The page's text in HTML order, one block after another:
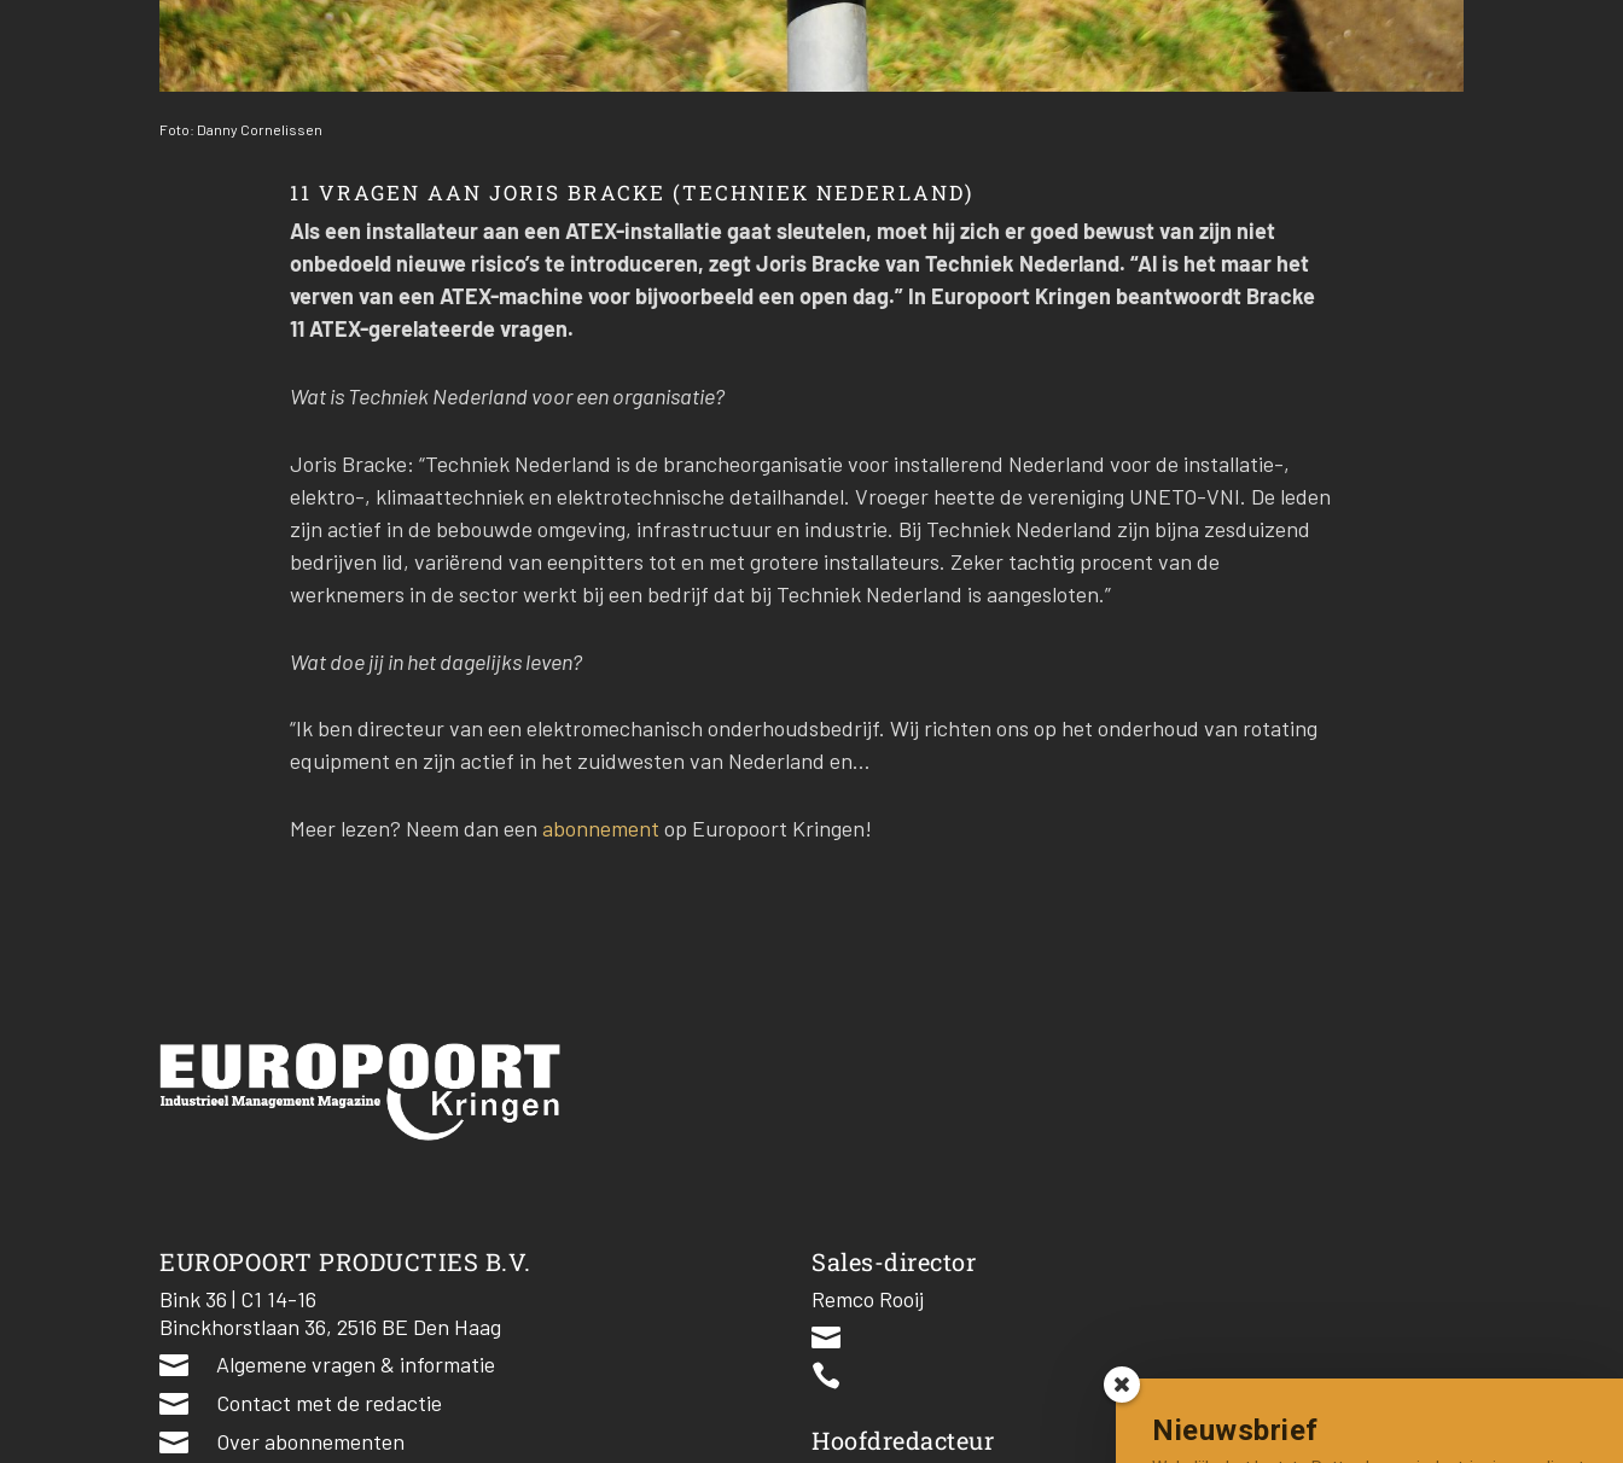
Foto: Danny Cornelissen
11 VRAGEN AAN JORIS BRACKE (TECHNIEK NEDERLAND)
Als een installateur aan een ATEX-installatie gaat sleutelen, moet hij zich er goed bewust van zijn niet
onbedoeld nieuwe risico’s te introduceren, zegt Joris Bracke van Techniek Nederland. “Al is het maar het
verven van een ATEX-machine voor bijvoorbeeld een open dag.” In Europoort Kringen beantwoordt Bracke
11 ATEX-gerelateerde vragen.
Wat is Techniek Nederland voor een organisatie?
Joris Bracke: “Techniek Nederland is de brancheorganisatie voor installerend Nederland voor de installatie-,
elektro-, klimaattechniek en elektrotechnische detailhandel. Vroeger heette de vereniging UNETO-VNI. De leden
zijn actief in de bebouwde omgeving, infrastructuur en industrie. Bij Techniek Nederland zijn bijna zesduizend
bedrijven lid, variërend van eenpitters tot en met grotere installateurs. Zeker tachtig procent van de
werknemers in de sector werkt bij een bedrijf dat bij Techniek Nederland is aangesloten.”
Wat doe jij in het dagelijks leven?
“Ik ben directeur van een elektromechanisch onderhoudsbedrijf. Wij richten ons op het onderhoud van rotating
equipment en zijn actief in het zuidwesten van Nederland en…
Meer lezen? Neem dan een abonnement op Europoort Kringen!
EUROPOORT PRODUCTIES B.V.
Bink 36 | C1 14-16
Binckhorstlaan 36, 2516 BE Den Haag
 Algemene vragen & informatie
 Contact met de redactie
 Over abonnementen
Sales-director
Remco Rooij


Hoofdredacteur Nieuwsbrief